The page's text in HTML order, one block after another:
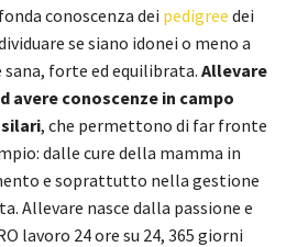
conoscenza dei pedigree dei
se siano idonei o meno a
forte ed equilibrata. Allevare
avere conoscenze in campo
, che permettono di far fronte
dalle cure della mamma in
e soprattutto nella gestione
Allevare nasce dalla passione e
lavoro 24 ore su 24, 365 giorni